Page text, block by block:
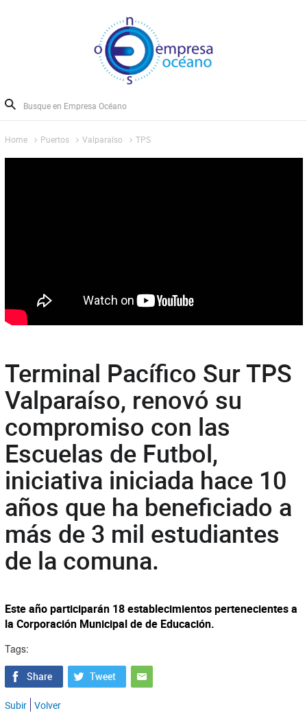
Home Puertos Valparaíso TPS
Terminal Pacífico Sur TPS
Valparaíso, renovó su
compromiso con las
Escuelas de Futbol,
iniciativa iniciada hace 10
años que ha beneficiado a
más de 3 mil estudiantes
de la comuna.
Este año participarán 18 establecimientos pertenecientes a
la Corporación Municipal de de Educación.
Tags:
Subir Volver